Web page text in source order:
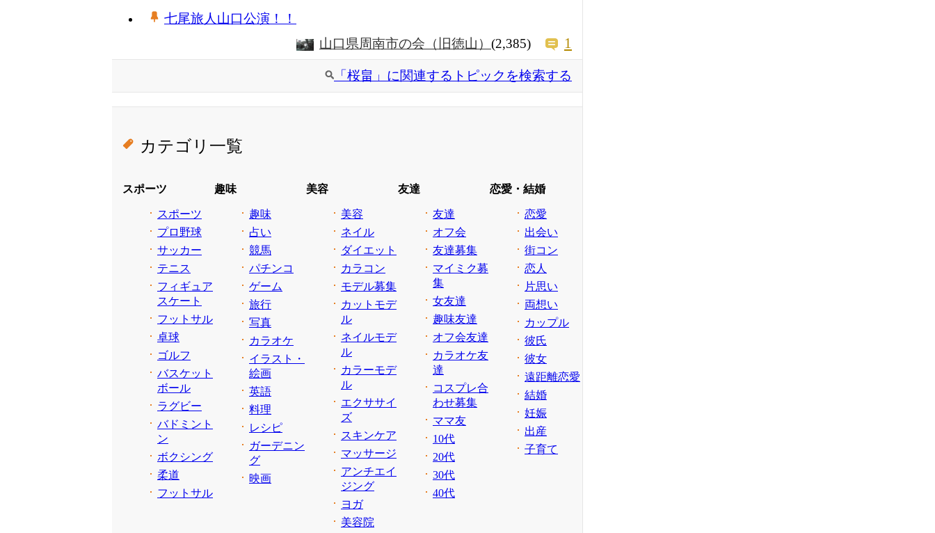
七尾旅人山口公演！！
山口県周南市の会（旧徳山） (2,385) 1
「桜畠」に関連するトピックを検索する
カテゴリ一覧
スポーツ
スポーツ
プロ野球
サッカー
テニス
フィギュア
スケート
フットサル
卓球
ゴルフ
バスケット
ボール
ラグビー
バドミント
ン
ボクシング
柔道
フットサル
趣味
趣味
占い
競馬
パチンコ
ゲーム
旅行
写真
カラオケ
イラスト・
絵画
英語
料理
レシピ
ガーデニン
グ
映画
美容
美容
ネイル
ダイエット
カラコン
モデル募集
カットモデ
ル
ネイルモデ
ル
カラーモデ
ル
エクササイ
ズ
スキンケア
マッサージ
アンチエイ
ジング
ヨガ
美容院
友達
友達
オフ会
友達募集
マイミク募
集
女友達
趣味友達
オフ会友達
カラオケ友
達
コスプレ合
わせ募集
ママ友
10代
20代
30代
40代
恋愛・結婚
恋愛
出会い
街コン
恋人
片思い
両想い
カップル
彼氏
彼女
遠距離恋愛
結婚
妊娠
出産
子育て